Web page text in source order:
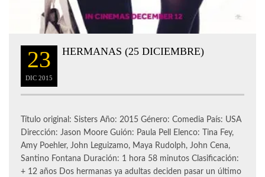
23
DIC 2015
HERMANAS (25 DICIEMBRE)
Título original: Sisters Año: 2015 Género: Comedia País: USA
Dirección: Jason Moore Guión: Paula Pell Elenco: Tina Fey,
Amy Poehler, John Leguizamo, Maya Rudolph, John Cena,
Santino Fontana Duración: 1 hora 58 minutos Clasificación:
+ 12 años Dos hermanas ya adultas deciden pasar un último